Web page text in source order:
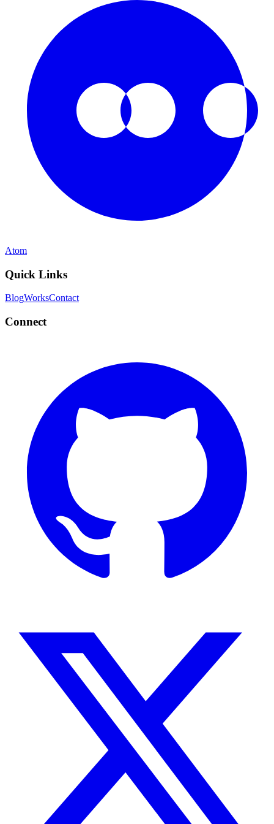
Atom
Quick Links
BlogWorksContact
Connect